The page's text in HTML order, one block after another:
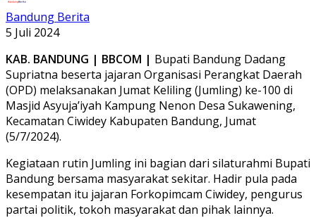
Bandung Berita
5 Juli 2024
KAB. BANDUNG | BBCOM | Bupati Bandung Dadang
Supriatna beserta jajaran Organisasi Perangkat Daerah
(OPD) melaksanakan Jumat Keliling (Jumling) ke-100 di
Masjid Asyuja’iyah Kampung Nenon Desa Sukawening,
Kecamatan Ciwidey Kabupaten Bandung, Jumat
(5/7/2024).
Kegiataan rutin Jumling ini bagian dari silaturahmi Bupati
Bandung bersama masyarakat sekitar. Hadir pula pada
kesempatan itu jajaran Forkopimcam Ciwidey, pengurus
partai politik, tokoh masyarakat dan pihak lainnya.